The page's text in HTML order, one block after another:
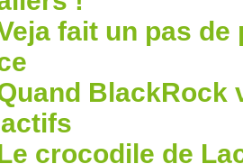
fait un pas de
BlackRock
crocodile de